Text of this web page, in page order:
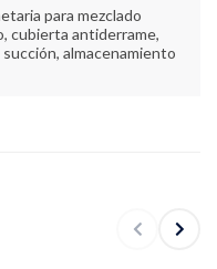
para mezclado
cubierta antiderrame,
almacenamiento